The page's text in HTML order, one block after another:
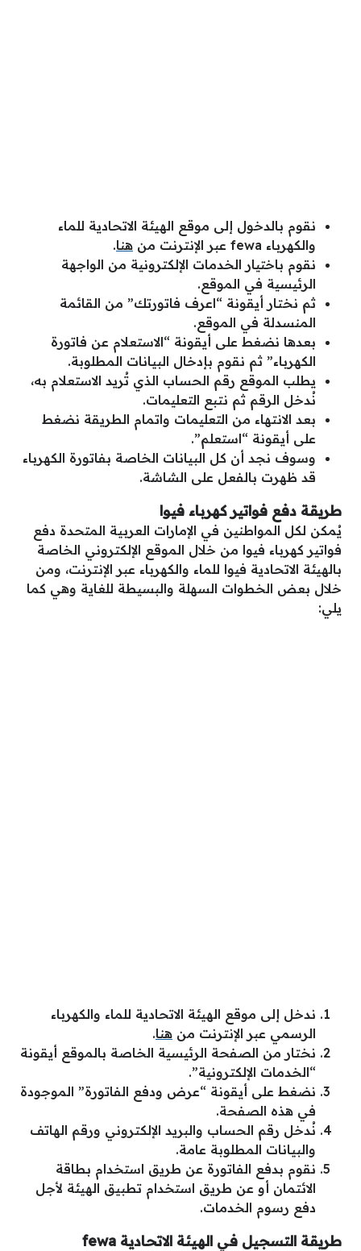
نقوم بالدخول إلى موقع الهيئة الاتحادية للماء
والكهرباء fewa عبر الإنترنت من
هنا.
نقوم باختيار الخدمات الإلكترونية من الواجهة
الرئيسية في الموقع.
ثم نختار أيقونة “اعرف فاتورتك” من القائمة
المنسدلة في الموقع.
بعدها نضغط على أيقونة “الاستعلام عن فاتورة
الكهرباء” ثم نقوم بإدخال البيانات المطلوبة.
يطلب الموقع رقم الحساب الذي تُريد الاستعلام به،
نُدخل الرقم ثم نتبع التعليمات.
بعد الانتهاء من التعليمات واتمام الطريقة نضغط
على أيقونة “استعلم”.
وسوف نجد أن كل البيانات الخاصة بفاتورة الكهرباء
قد ظهرت بالفعل على الشاشة.
طريقة دفع فواتير كهرباء فيوا
يُمكن لكل المواطنين في الإمارات العربية المتحدة دفع
فواتير كهرباء فيوا من خلال الموقع الإلكتروني الخاصة
بالهيئة الاتحادية فيوا للماء والكهرباء عبر الإنترنت، ومن
خلال بعض الخطوات السهلة والبسيطة للغاية وهي كما
يلي:
ندخل إلى موقع الهيئة الاتحادية للماء والكهرباء
الرسمي عبر الإنترنت من هنا.
نختار من الصفحة الرئيسية الخاصة بالموقع أيقونة
“الخدمات الإلكترونية”.
نضغط على أيقونة “عرض ودفع الفاتورة” الموجودة
في هذه الصفحة.
نُدخل رقم الحساب والبريد الإلكتروني ورقم الهاتف
والبيانات المطلوبة عامة.
نقوم بدفع الفاتورة عن طريق استخدام بطاقة
الائتمان أو عن طريق استخدام تطبيق الهيئة لأجل
دفع رسوم الخدمات.
طريقة التسجيل في الهيئة الاتحادية fewa